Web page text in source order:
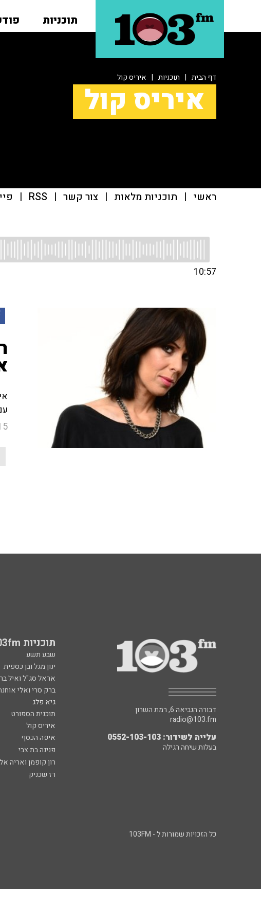
תוכניות
דף הבית | תוכניות | איריס קול
איריס קול
ראשי | תוכניות מלאות | צור קשר |
RSS
|
10:57
תוכניות 103fm
שבע תשע
ינון מגל ובן כספית
אראל סג"ל ואיל
ברק סרי ואלי
גיא פלג
תוכנית הספורט
איריס קול
איפה הכסף
פנינה בת צבי
רון קופמן ואריה
רז שכניק
דבורה הנביאה 6, רמת השרון
radio@103.fm
עלייה לשידור: 0552-103-103
בעלות שיחה רגילה
כל הזכויות שמורות ל - 103FM